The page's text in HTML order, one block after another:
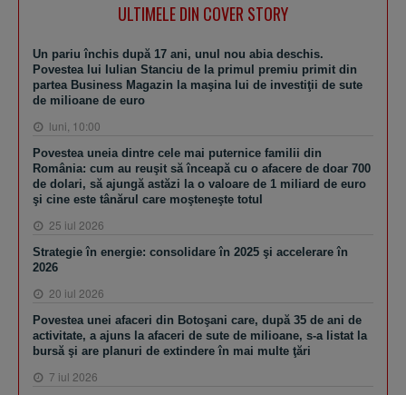
ULTIMELE DIN COVER STORY
Un pariu închis după 17 ani, unul nou abia deschis.
Povestea lui Iulian Stanciu de la primul premiu primit din
partea Business Magazin la maşina lui de investiţii de sute
de milioane de euro
luni, 10:00
Povestea uneia dintre cele mai puternice familii din
România: cum au reuşit să înceapă cu o afacere de doar 700
de dolari, să ajungă astăzi la o valoare de 1 miliard de euro
şi cine este tânărul care moşteneşte totul
25 iul 2026
Strategie în energie: consolidare în 2025 şi accelerare în
2026
20 iul 2026
Povestea unei afaceri din Botoşani care, după 35 de ani de
activitate, a ajuns la afaceri de sute de milioane, s-a listat la
bursă şi are planuri de extindere în mai multe ţări
7 iul 2026